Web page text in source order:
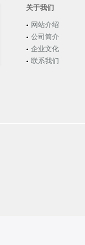
关于我们
网站介绍
公司简介
企业文化
联系我们